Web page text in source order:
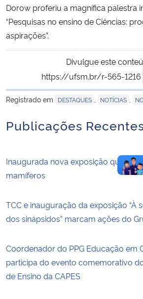
Dorow proferiu a magnífica palestra
“Pesquisas no ensino de Ciências:
aspirações”.
Divulgue este
https://ufsm.br/r-565-1216
Registrado em
DESTAQUES NOTÍCIAS
Publicações
Inaugurada nova exposição que
mamíferos
TCC e inauguração da exposição “À
dos sinápsidos” marcam ações do
Coordenador do PPG Educação em
participa do evento comemorativo
de Ensino da CAPES